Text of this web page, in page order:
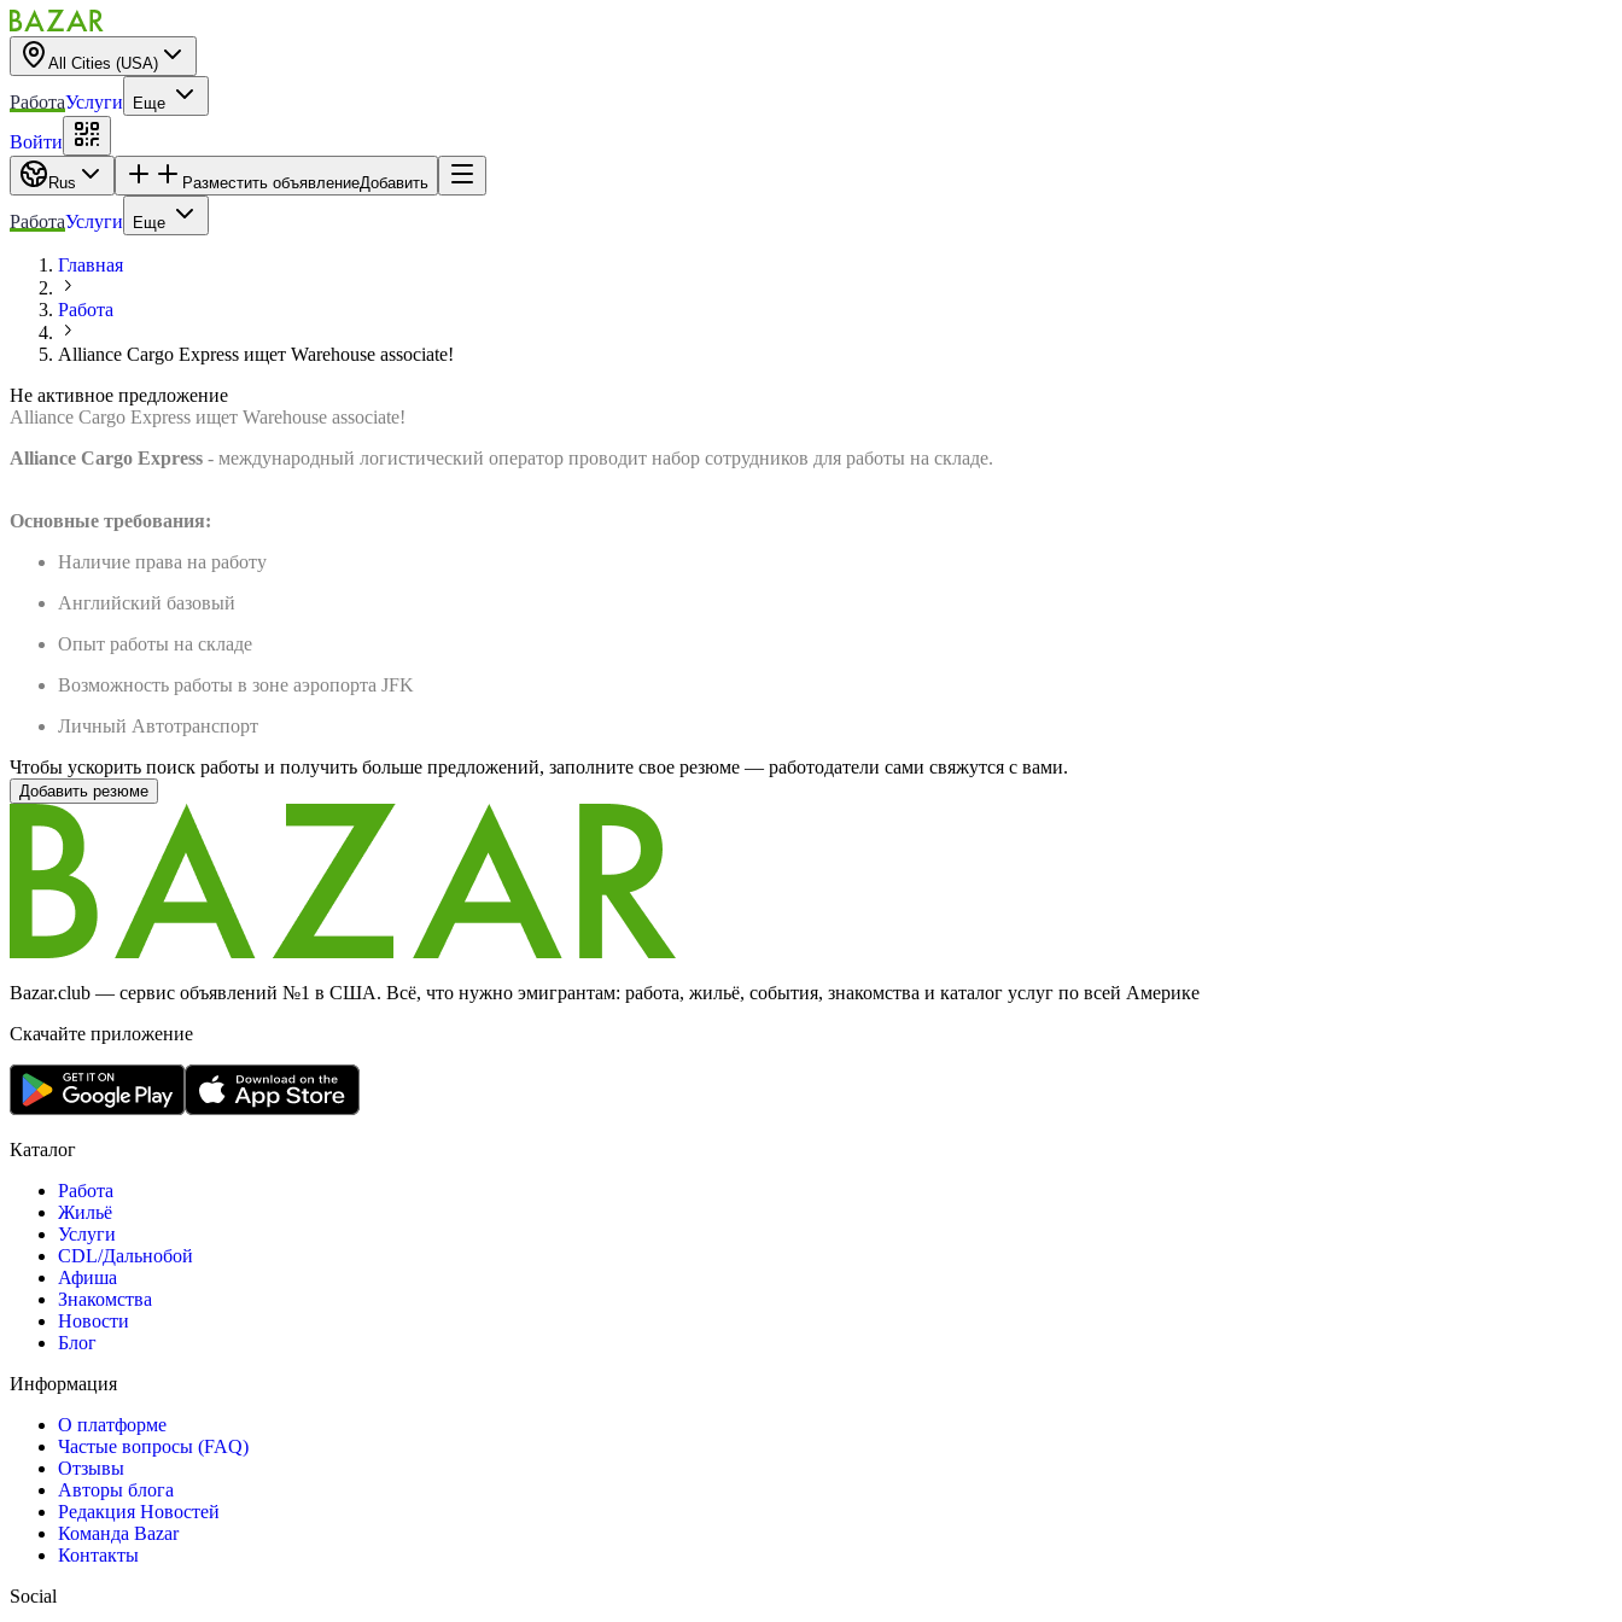
All Cities (USA)
РаботаУслуги Еще
Войти
Rus Разместить объявлениеДобавить
РаботаУслуги Еще
Главная
Работа
Alliance Cargo Express ищет Warehouse associate!
Не активное предложение
Alliance Cargo Express ищет Warehouse associate!
Alliance Cargo Express - международный логистический оператор проводит набор сотрудников для работы на складе.
Основные требования:
Наличие права на работу
Английский базовый
Опыт работы на складе
Возможность работы в зоне аэропорта JFK
Личный Автотранспорт
Чтобы ускорить поиск работы и получить больше предложений, заполните свое резюме — работодатели сами свяжутся с вами.
Добавить резюме
Bazar.club — сервис объявлений №1 в США. Всё, что нужно эмигрантам: работа, жильё, события, знакомства и каталог услуг по всей Америке
Скачайте приложение
Каталог
Работа
Жильё
Услуги
CDL/Дальнобой
Афиша
Знакомства
Новости
Блог
Информация
О платформе
Частые вопросы (FAQ)
Отзывы
Авторы блога
Редакция Новостей
Команда Bazar
Контакты
Social